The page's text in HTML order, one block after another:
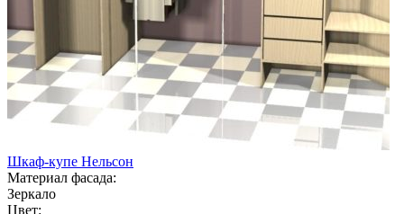
Шкаф-купе Нельсон
Материал фасада:
Зеркало
Цвет: